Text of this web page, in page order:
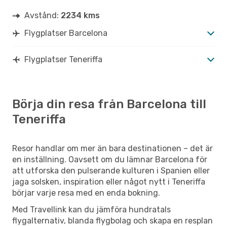
Avstånd: 2234 kms
Flygplatser Barcelona
Flygplatser Teneriffa
Börja din resa från Barcelona till
Teneriffa
Resor handlar om mer än bara destinationen – det är
en inställning. Oavsett om du lämnar Barcelona för
att utforska den pulserande kulturen i Spanien eller
jaga solsken, inspiration eller något nytt i Teneriffa
börjar varje resa med en enda bokning.
Med Travellink kan du jämföra hundratals
flygalternativ, blanda flygbolag och skapa en resplan